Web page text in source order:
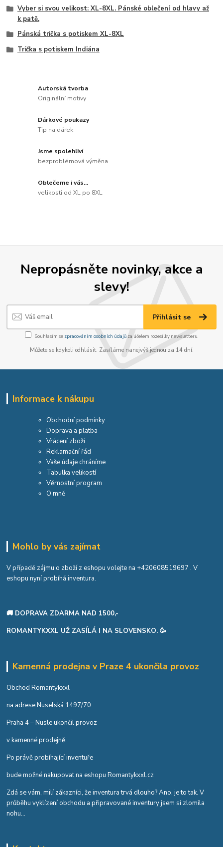
Autorská tvorba
Originální motivy
Dárkové poukazy
Tip na dárek
Jsme spolehliví
bezproblémová výměna
Oblečeme i vás...
velikosti od XL po 8XL
Vyber si svou velikost: XL-8XL. Pánské oblečení od hlavy až
k patě.
Pánská trička s potiskem XL-8XL
Trička s potiskem Indiána
Nepropásněte novinky, akce a
slevy!
Přihlásit se
Souhlasím se zpracováním osobních údajůza účelem rozesílky newsletteru.
Můžete se kdykoli odhlásit. Zasíláme nanejvýš jednou za 14 dní.
Informace k nákupu
Obchodní podmínky
Doprava a platba
Vrácení zboží
Reklamační řád
Vaše údaje chráníme
Tabulka velikostí
Věrnostní program
O mně
Mohlo by vás zajímat
V případě zájmu o zboží z eshopu volejte na +420608519697 . V
eshopu nyní probíhá inventura.
🚚 DOPRAVA ZDARMA NAD 1500,-
ROMANTYKXXL UŽ ZASÍLÁ I NA SLOVENSKO. 🥳
Kamenná prodejna v Praze 4 ukončila provoz
Obchod Romantykxxl
na adrese Nuselská 1497/70
Praha 4 – Nusle ukončil provoz
v kamenné prodejně.
Po právě probíhající inventuře
bude možné nakupovat na eshopu Romantykxxl.cz
Zdá se vám, milí zákazníci, že inventura trvá dlouho? Ano, je to tak. V
průběhu vyklízení obchodu a připravované inventury jsem si zlomila
nohu...